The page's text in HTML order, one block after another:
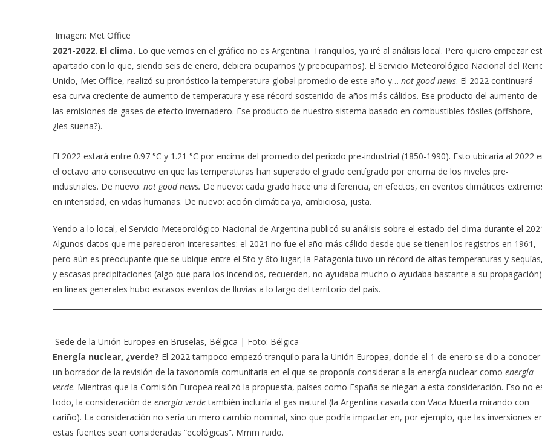
Imagen: Met Office
2021-2022. El clima. Lo que vemos en el gráfico no es Argentina. Tranquilos, ya iré al análisis local. Pero quiero empezar
apartado con lo que, siendo seis de enero, debiera ocuparnos (y preocuparnos). El Servicio Meteorológico Nacional del
Unido, Met Office, realizó su pronóstico la temperatura global promedio de este año y… not good news. El 2022 continuará
esa curva creciente de aumento de temperatura y ese récord sostenido de años más cálidos. Ese producto del aumento de
las emisiones de gases de efecto invernadero. Ese producto de nuestro sistema basado en combustibles fósiles (offshore,
¿les suena?).
El 2022 estará entre 0.97 °C y 1.21 °C por encima del promedio del período pre-industrial (1850-1990). Esto ubicaría al 2022
el octavo año consecutivo en que las temperaturas han superado el grado centígrado por encima de los niveles pre-
industriales. De nuevo: not good news. De nuevo: cada grado hace una diferencia, en efectos, en eventos climáticos
en intensidad, en vidas humanas. De nuevo: acción climática ya, ambiciosa, justa.
Yendo a lo local, el Servicio Meteorológico Nacional de Argentina publicó su análisis sobre el estado del clima durante el
Algunos datos que me parecieron interesantes: el 2021 no fue el año más cálido desde que se tienen los registros en 1961,
pero aún es preocupante que se ubique entre el 5to y 6to lugar; la Patagonia tuvo un récord de altas temperaturas y sequías,
y escasas precipitaciones (algo que para los incendios, recuerden, no ayudaba mucho o ayudaba bastante a su
en líneas generales hubo escasos eventos de lluvias a lo largo del territorio del país.
Sede de la Unión Europea en Bruselas, Bélgica | Foto: Bélgica
Energía nuclear, ¿verde? El 2022 tampoco empezó tranquilo para la Unión Europea, donde el 1 de enero se dio a conocer
un borrador de la revisión de la taxonomía comunitaria en el que se proponía considerar a la energía nuclear como energía
verde. Mientras que la Comisión Europea realizó la propuesta, países como España se niegan a esta consideración. Eso no
todo, la consideración de energía verdetambién incluiría al gas natural (la Argentina casada con Vaca Muerta mirando con
cariño). La consideración no sería un mero cambio nominal, sino que podría impactar en, por ejemplo, que las inversiones
estas fuentes sean consideradas “ecológicas”. Mmm ruido.